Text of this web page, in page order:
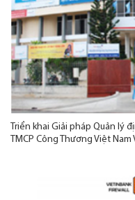
Triển khai Giải pháp Quản lý
TMCP Công Thương Việt